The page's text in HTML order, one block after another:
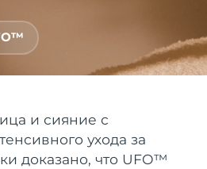
и сияние с
ухода за
доказано, что UFO™
Мои подписки
Set
文
Ожидаемая дата доставки